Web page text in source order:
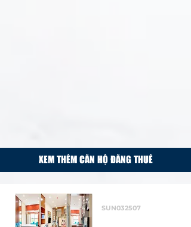
XEM THÊM CĂN HỘ ĐĂNG THUÊ
SUN032507